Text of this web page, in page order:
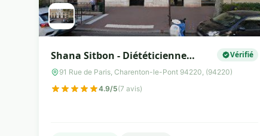
Shana Sitbon - Diététicienne
Nutritionniste
Vérifié
91 Rue de Paris, Charenton-le-Pont 94220, (94220)
4.9/5(7 avis)